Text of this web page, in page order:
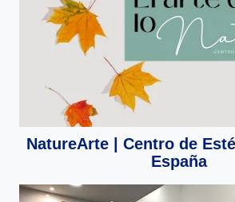
NatureArte | Centro de
España